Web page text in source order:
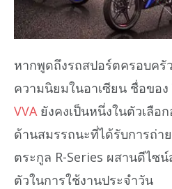
หากพูดถึงรถสปอร์ตครอบครั
ความนิยมในอาเซียน ชื่อของ
VVAยังคงเป็นหนึ่งในตัวเลือ
ด้านสมรรถนะที่ได้รับการถ่า
ตระกูล R-Series ผสานดีไซ
ตัวในการใช้งานประจำวัน